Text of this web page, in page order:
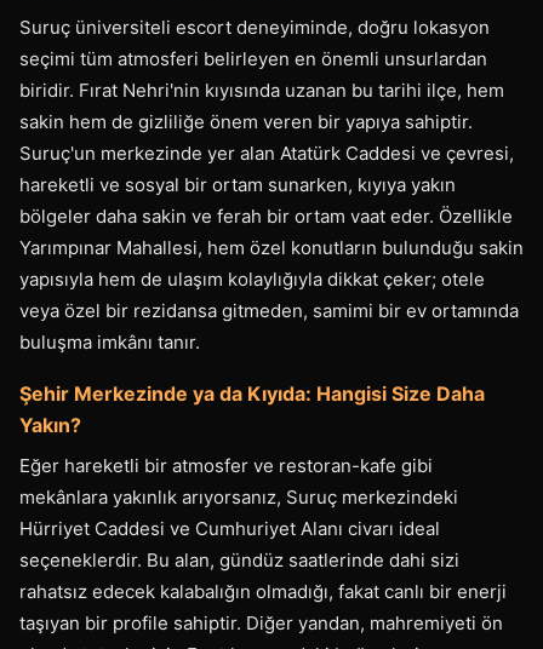
Suruç üniversiteli escort deneyiminde, doğru lokasyon
seçimi tüm atmosferi belirleyen en önemli unsurlardan
biridir. Fırat Nehri'nin kıyısında uzanan bu tarihi ilçe, hem
sakin hem de gizliliğe önem veren bir yapıya sahiptir.
Suruç'un merkezinde yer alan Atatürk Caddesi ve çevresi,
hareketli ve sosyal bir ortam sunarken, kıyıya yakın
bölgeler daha sakin ve ferah bir ortam vaat eder. Özellikle
Yarımpınar Mahallesi, hem özel konutların bulunduğu sakin
yapısıyla hem de ulaşım kolaylığıyla dikkat çeker; otele
veya özel bir rezidansa gitmeden, samimi bir ev ortamında
buluşma imkânı tanır.
Şehir Merkezinde ya da Kıyıda: Hangisi Size Daha
Yakın?
Eğer hareketli bir atmosfer ve restoran-kafe gibi
mekânlara yakınlık arıyorsanız, Suruç merkezindeki
Hürriyet Caddesi ve Cumhuriyet Alanı civarı ideal
seçeneklerdir. Bu alan, gündüz saatlerinde dahi sizi
rahatsız edecek kalabalığın olmadığı, fakat canlı bir enerji
taşıyan bir profile sahiptir. Diğer yandan, mahremiyeti ön